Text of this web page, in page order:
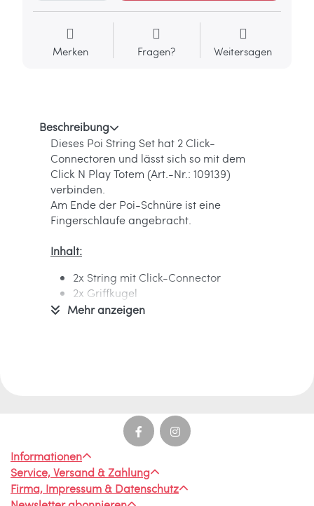
Merken Fragen? Weitersagen
Beschreibung
Dieses Poi String Set hat 2 Click-
Connectoren und lässt sich so mit dem
Click N Play Totem (Art.-Nr.: 109139)
verbinden.
Am Ende der Poi-Schnüre ist eine
Fingerschlaufe angebracht.
Inhalt:
2x String mit Click-Connector
2x Griffkugel
2x Fingerschlaufe
GmbH
Stockder Str. 23
42857 Remscheid
Deutschland
Mehr anzeigen
Informationen
Service, Versand & Zahlung
Firma, Impressum & Datenschutz